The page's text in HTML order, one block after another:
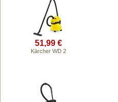
51,99 €
Kärcher WD 2